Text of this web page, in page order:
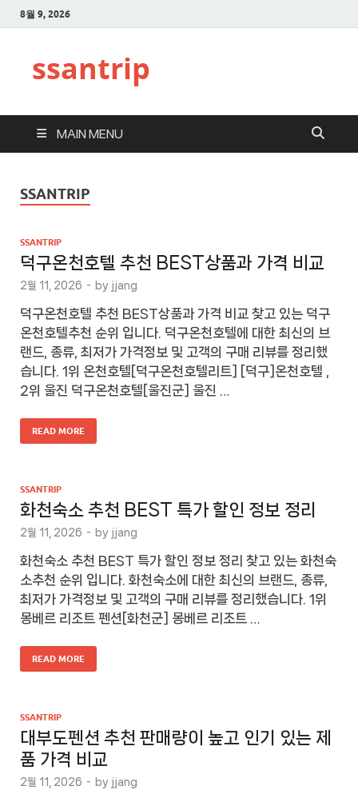
8월 9, 2026
ssantrip
MAIN MENU
SSANTRIP
SSANTRIP
덕구온천호텔 추천 BEST상품과 가격 비교
2월 11, 2026 - by jjang
덕구온천호텔 추천 BEST상품과 가격 비교 찾고 있는 덕구
온천호텔추천 순위 입니다. 덕구온천호텔에 대한 최신의 브
랜드, 종류, 최저가 가격정보 및 고객의 구매 리뷰를 정리했
습니다. 1위 온천호텔[덕구온천호텔리트] [덕구]온천호텔 ,
2위 울진 덕구온천호텔[울진군] 울진 …
READ MORE
SSANTRIP
화천숙소 추천 BEST 특가 할인 정보 정리
2월 11, 2026 - by jjang
화천숙소 추천 BEST 특가 할인 정보 정리 찾고 있는 화천숙
소추천 순위 입니다. 화천숙소에 대한 최신의 브랜드, 종류,
최저가 가격정보 및 고객의 구매 리뷰를 정리했습니다. 1위
몽베르 리조트 펜션[화천군] 몽베르 리조트 …
READ MORE
SSANTRIP
대부도펜션 추천 판매량이 높고 인기 있는 제
품 가격 비교
2월 11, 2026 - by jjang